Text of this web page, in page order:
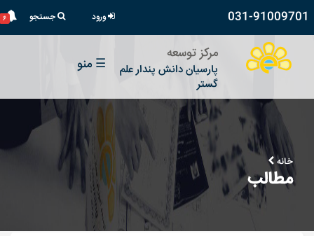
031-91009701 ورود جستجو ۶
مرکز توسعه
پارسیان دانش پندار علم
گستر
☰ منو
خانه
مطالب